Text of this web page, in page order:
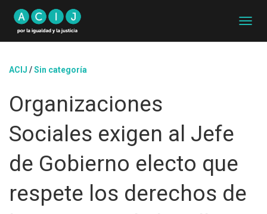
A
V
ACIJ /Sin categoría
Organizaciones
Sociales exigen al Jefe
de Gobierno electo que
respete los derechos de